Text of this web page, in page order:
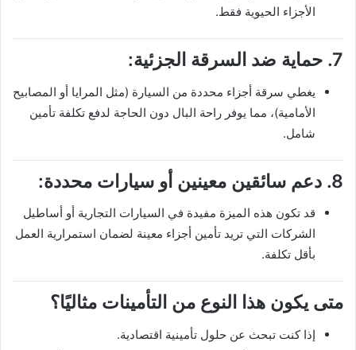
الأجزاء الحيوية فقط.
7. حماية ضد السرقة الجزئية:
يغطي سرقة أجزاء محددة من السيارة (مثل المرايا أو المصابيح
الأمامية)، مما يوفر راحة البال دون الحاجة لدفع تكلفة تأمين
شامل.
8. دعم سائقين معينين أو سيارات محددة:
قد تكون هذه الميزة مفيدة في السيارات التجارية أو أساطيل
الشركات التي تريد تأمين أجزاء معينة لضمان استمرارية العمل
بأقل تكلفة.
متى يكون هذا النوع من التأمينات مثاليًا؟
إذا كنت تبحث عن حلول تأمينية اقتصادية.